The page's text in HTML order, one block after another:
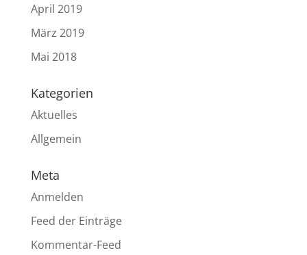
April 2019
März 2019
Mai 2018
Kategorien
Aktuelles
Allgemein
Meta
Anmelden
Feed der Einträge
Kommentar-Feed